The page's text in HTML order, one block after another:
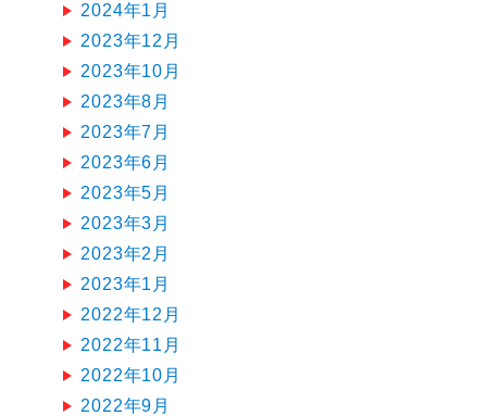
2024年1月
2023年12月
2023年10月
2023年8月
2023年7月
2023年6月
2023年5月
2023年3月
2023年2月
2023年1月
2022年12月
2022年11月
2022年10月
2022年9月